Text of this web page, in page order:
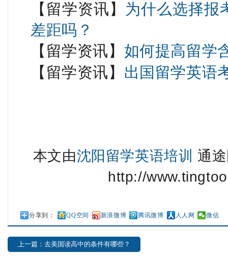
【留学资讯】 为什么选择报
差距吗？
【留学资讯】 如何提高留学
【留学资讯】 出国留学英语
本文由沈阳留学英语培训 通
http://
分享到： QQ空间 新浪微博 腾讯微博 人人网 微信
上一篇：去美国读高中的条件有哪些？